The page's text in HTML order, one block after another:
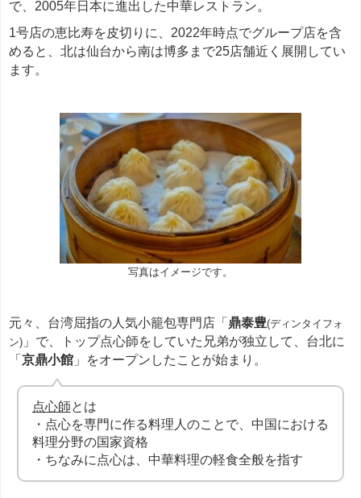
で、2005年日本に進出した中華レストラン。
1号店の恵比寿を皮切りに、2022年時点でグループ店を含
めると、北は仙台から南は博多まで25店舗近く展開してい
ます。
写真はイメージです。
元々、台湾屈指の人気小籠包専門店「 鼎泰豊(ディンタイフォ
ン) 」で、トップ点心師をしていた兄弟が独立して、台北に
「 京鼎小館 」をオープンしたことが始まり。
点心師 とは
・点心を専門に作る料理人のことで、中国における
料理分野の国家資格
・ちなみに点心は、中華料理の軽食全般を指す